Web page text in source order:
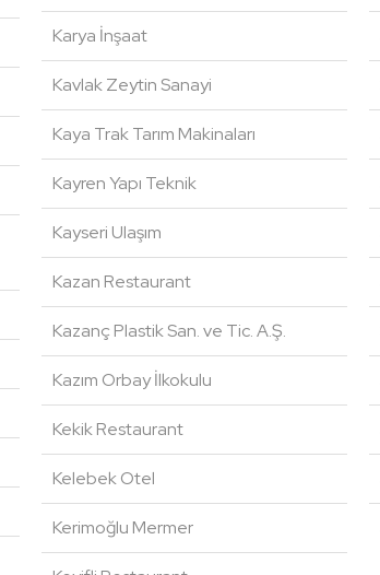
Karya İnşaat
Kavlak Zeytin Sanayi
Kaya Trak Tarım Makinaları
Kayren Yapı Teknik
Kayseri Ulaşım
Kazan Restaurant
Kazanç Plastik San. ve Tic. A.Ş.
Kazım Orbay İlkokulu
Kekik Restaurant
Kelebek Otel
Kerimoğlu Mermer